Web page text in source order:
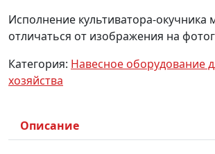
Исполнение культиватора-окучника
отличаться от изображения на
Категория: Навесное оборудование
хозяйства
Описание